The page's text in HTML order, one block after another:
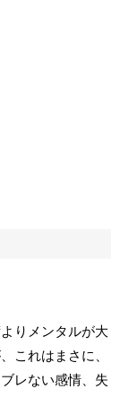
りメンタルが大
これはまさに、
レない感情、失